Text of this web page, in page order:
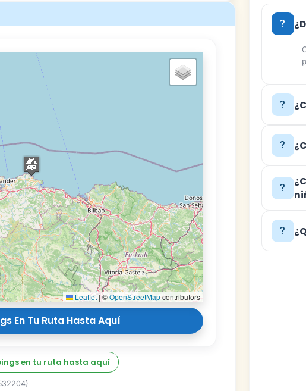
Leaflet|©OpenStreetMapcontributors
En Tu Ruta Hasta Aquí
en tu ruta hasta aquí